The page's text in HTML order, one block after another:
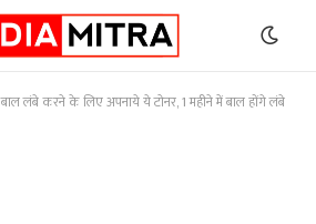
बाल लंबे करने के लिए अपनाये ये टोनर, 1 महीने में बाल होंगे लंबे